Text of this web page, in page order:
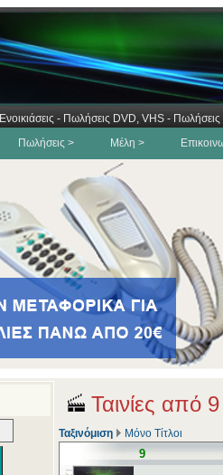
Ενοικιάσεις - Πωλήσεις DVD, VHS -
Πωλήσεις > Μέλη >
Ταινίες από 9
Ταξινόμιση Μόνο Τίτλοι
9